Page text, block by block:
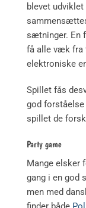
blevet
sætninger. En
få alle væk fra
elektroniske
Spillet fås
god forståelse
spillet de
Party game
Mange elsker
gang i en god
men med